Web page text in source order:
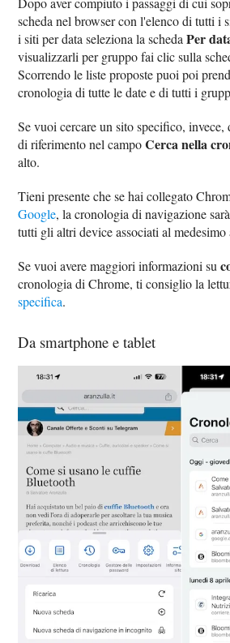
scheda nel browser con l'elenco di tutti i
i siti per data seleziona la schedaPer
visualizzarli per gruppo fai clic sulla
Scorrendo le liste proposte puoi poi
cronologia di tutte le date e di tutti i
Se vuoi cercare un sito specifico,
di riferimento nel campoCerca nella
alto.
Tieni presente che se hai collegato
Google, la cronologia di navigazione
tutti gli altri device associati al medesimo
Se vuoi avere maggiori informazioni su
cronologia di Chrome, ti consiglio la
specifica.
Da smartphone e tablet